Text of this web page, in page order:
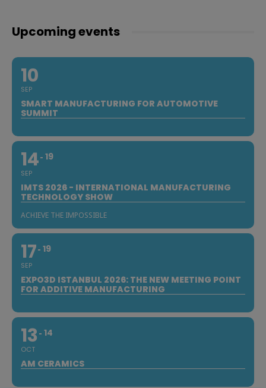
Upcoming events
10
SEP
SMART MANUFACTURING FOR AUTOMOTIVE
SUMMIT
14
SEP
19
IMTS 2026 - INTERNATIONAL MANUFACTURING
TECHNOLOGY SHOW
ACHIEVE THE IMPOSSIBLE
17
SEP
19
EXPO3D ISTANBUL 2026: THE NEW MEETING POINT
FOR ADDITIVE MANUFACTURING
13
OCT
14
AM CERAMICS